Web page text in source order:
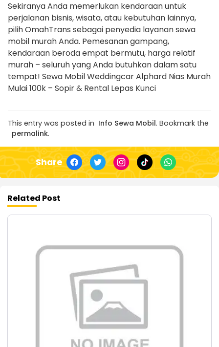
Sekiranya Anda memerlukan kendaraan untuk
perjalanan bisnis, wisata, atau kebutuhan lainnya,
pilih OmahTrans sebagai penyedia layanan sewa
mobil murah Anda. Pemesanan gampang,
kendaraan beroda empat bermutu, harga relatif
murah – seluruh yang Anda butuhkan dalam satu
tempat! Sewa Mobil Weddingcar Alphard Nias Murah
Mulai 100k – Sopir & Rental Lepas Kunci
This entry was posted in Info Sewa Mobil. Bookmark the
permalink.
Share
Related Post